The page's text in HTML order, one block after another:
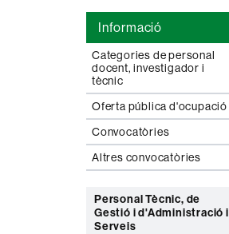
Informació
Categories de personal
docent, investigador i
tècnic
Oferta pública d'ocupació
Convocatòries
Altres convocatòries
Personal Tècnic, de
Gestió i d'Administració i
Serveis